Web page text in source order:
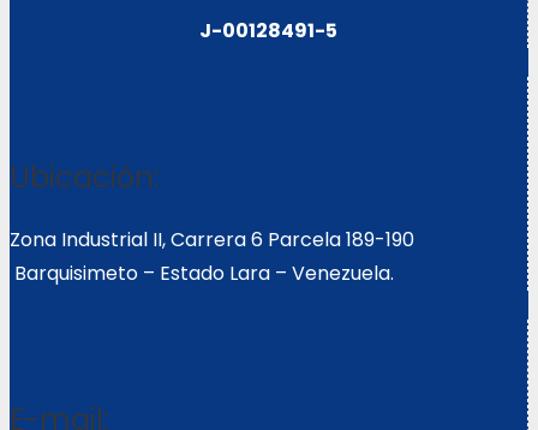
J-00128491-5
Ubicación:
Zona Industrial II, Carrera 6 Parcela 189-190
Barquisimeto – Estado Lara – Venezuela.
E-mail: